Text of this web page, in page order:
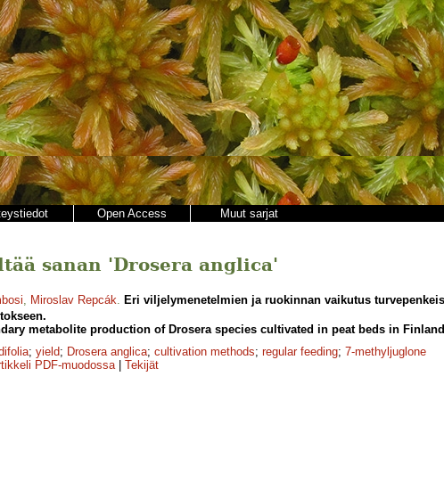
Open Access Muut sarjat
sanan 'Drosera anglica'
, Miroslav Repcák. Eri viljelymenetelmien ja ruokinnan vaikutus
metabolite production of Drosera species cultivated in peat beds in
; yield; Drosera anglica; cultivation methods; regular feeding; 7-methyljuglone
PDF-muodossa| Tekijät